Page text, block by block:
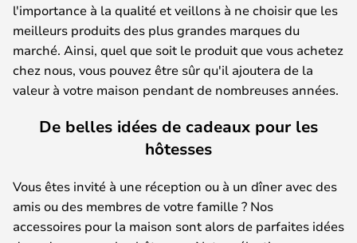
l'importance à la qualité et veillons à ne choisir que les
meilleurs produits des plus grandes marques du
marché. Ainsi, quel que soit le produit que vous achetez
chez nous, vous pouvez être sûr qu'il ajoutera de la
valeur à votre maison pendant de nombreuses années.
De belles idées de cadeaux pour les
hôtesses
Vous êtes invité à une réception ou à un dîner avec des
amis ou des membres de votre famille ? Nos
accessoires pour la maison sont alors de parfaites idées